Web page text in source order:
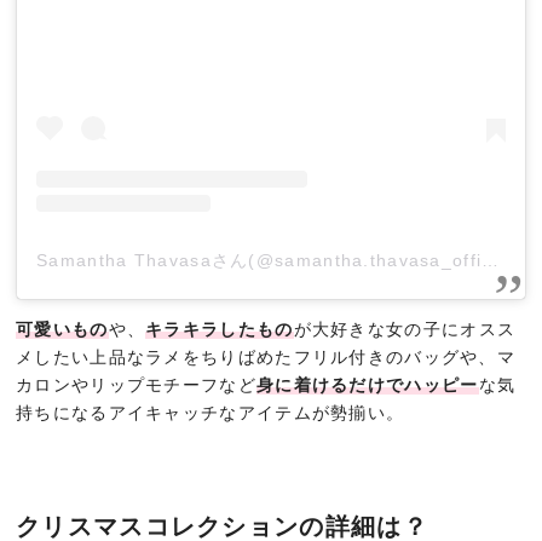
可愛いものや、キラキラしたものが大好きな女の子にオスス
メしたい上品なラメをちりばめたフリル付きのバッグや、マ
カロンやリップモチーフなど身に着けるだけでハッピーな気
持ちになるアイキャッチなアイテムが勢揃い。
クリスマスコレクションの詳細は？